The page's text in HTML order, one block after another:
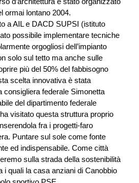
ormai lontano 2004.
a AIL e DACD SUPSI (istituto
possibile implementare tecniche
orgogliosi dell’impianto
solo sul tetto ma anche sulle
più del 50% del fabbisogno
scelta innovativa è stata
consigliera federale Simonetta
del dipartimento federale
visitato questa struttura proprio
fra i progetti-faro
Puntare sul sole come fonte
ed indispensabile. Come città
sulla strada della sostenibilità
i quali la casa anziani di Canobbio